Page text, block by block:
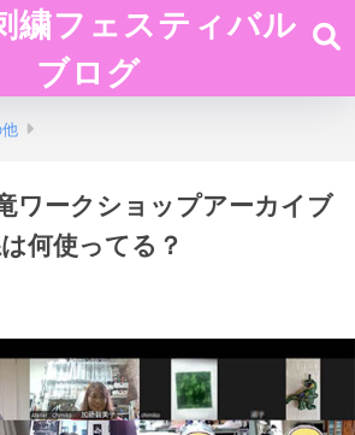
繍フェスティバル
ブログ
ワークショップアーカイブ
何使ってる？